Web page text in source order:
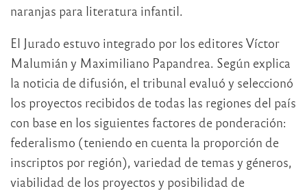
naranjas para literatura infantil.
El Jurado estuvo integrado por los editores Víctor
Malumián y Maximiliano Papandrea. Según explica
la noticia de difusión, el tribunal evaluó y seleccionó
los proyectos recibidos de todas las regiones del país
con base en los siguientes factores de ponderación:
federalismo (teniendo en cuenta la proporción de
inscriptos por región), variedad de temas y géneros,
viabilidad de los proyectos y posibilidad de